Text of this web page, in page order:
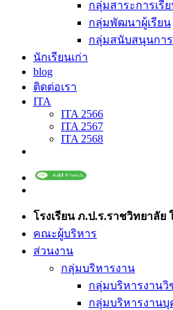
กลุ่มสาระการเรี
กลุ่มพัฒนาผู้เรียน
กลุ่มสนับสนุนกา
นักเรียนเก่า
blog
ติดต่อเรา
ITA
ITA 2566
ITA 2567
ITA 2568
โรงเรียน ภ.ป.ร.ราชวิทยาลัย
คณะผู้บริหาร
ส่วนงาน
กลุ่มบริหารงาน
กลุ่มบริหารงานวิ
กลุ่มบริหารงานบุ